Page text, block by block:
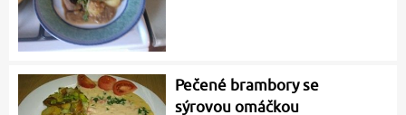
Pečené brambory se
sýrovou omáčkou